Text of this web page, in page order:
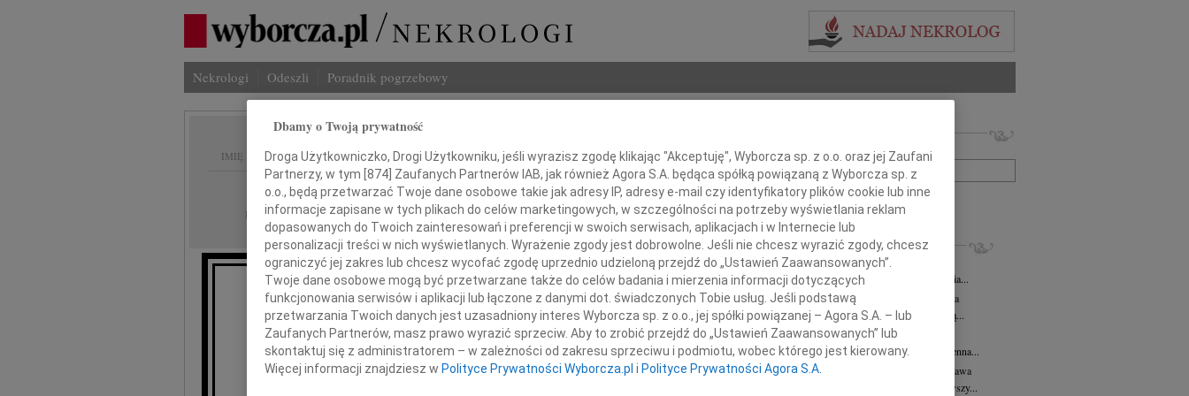
Nekrologi Odeszli Poradnik pogrzebowy
IMIĘ I NAZWISKO:
REGION: Warszawa
DATA EMISJI: 12.08.2009
Koledze
Mecenasowi
Wojciechowi Jankowskiemu
Imię i nazwisko lub numer ogłoszenia:
+ szukanie zaawansowane
INNE NEKROLOGI
Asia Kułakowska07.08.2026
Asia Kułakowska 8 czerwca 1984 - 9 sierpnia...
Małgorzata Kościelska
Warszawa
Z żalem żegnam prof. Małgorzatę Kościelską...
Janusz Goetze07.08.2026 Warszawa
Janusz Goetze adwokat 9 lat bez Ciebie Bożenna...
Wacława Stec-Myśliwska
Warszawa
W dniu 4 sierpnia 2026 roku zmarła przeżywszy...
Dbamy o Twoją prywatność
Droga Użytkowniczko, Drogi Użytkowniku, jeśli wyrazisz zgodę klikając "Akceptuję", Wyborcza sp. z o.o. oraz jej Zaufani
Partnerzy, w tym [ 874 ] Zaufanych Partnerów IAB, jak również Agora S.A. będąca spółką powiązaną z Wyborcza sp. z
o.o., będą przetwarzać Twoje dane osobowe takie jak adresy IP, adresy e-mail czy identyfikatory plików cookie lub inne
informacje zapisane w tych plikach do celów marketingowych, w szczególności na potrzeby wyświetlania reklam
dopasowanych do Twoich zainteresowań i preferencji w swoich serwisach, aplikacjach i w Internecie lub
personalizacji treści w nich wyświetlanych. Wyrażenie zgody jest dobrowolne. Jeśli nie chcesz wyrazić zgody, chcesz
ograniczyć jej zakres lub chcesz wycofać zgodę uprzednio udzieloną przejdź do „Ustawień Zaawansowanych”.
Twoje dane osobowe mogą być przetwarzane także do celów badania i mierzenia informacji dotyczących
funkcjonowania serwisów i aplikacji lub łączone z danymi dot. świadczonych Tobie usług. Jeśli podstawą
przetwarzania Twoich danych jest uzasadniony interes Wyborcza sp. z o.o., jej spółki powiązanej – Agora S.A. – lub
Zaufanych Partnerów, masz prawo wyrazić sprzeciw. Aby to zrobić przejdź do „Ustawień Zaawansowanych” lub
skontaktuj się z administratorem – w zależności od zakresu sprzeciwu i podmiotu, wobec którego jest kierowany.
Więcej informacji znajdziesz w Polityce Prywatności Wyborcza.pl i Polityce Prywatności Agora S.A.